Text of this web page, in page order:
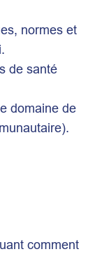
normes et
de santé
domaine de
comment